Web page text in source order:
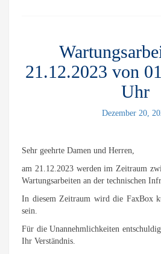
21.12.2023 von
Uhr
Dezember 20,
Sehr geehrte Damen und Herren,
am 21.12.2023 werden im Zeitraum
Wartungsarbeiten an der technischen
In diesem Zeitraum wird die FaxBox
sein.
Für die Unannehmlichkeiten
Ihr Verständnis.